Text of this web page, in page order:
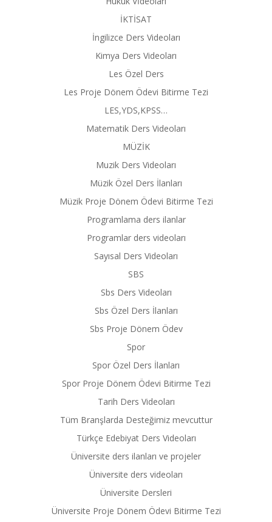
İKTİSAT
İngilizce Ders Videoları
Kimya Ders Videoları
Les Özel Ders
Les Proje Dönem Ödevi Bitirme Tezi
LES,YDS,KPSS…
Matematik Ders Videoları
MÜZİK
Muzik Ders Videoları
Müzik Özel Ders İlanları
Müzik Proje Dönem Ödevi Bitirme Tezi
Programlama ders ilanlar
Programlar ders videoları
Sayısal Ders Videoları
SBS
Sbs Ders Videoları
Sbs Özel Ders İlanları
Sbs Proje Dönem Ödev
Spor
Spor Özel Ders İlanları
Spor Proje Dönem Ödevi Bitirme Tezi
Tarih Ders Videoları
Tüm Branşlarda Desteğimiz mevcuttur
Türkçe Edebiyat Ders Videoları
Üniversite ders ilanları ve projeler
Üniversite ders videoları
Üniversite Dersleri
Üniversite Proje Dönem Ödevi Bitirme Tezi